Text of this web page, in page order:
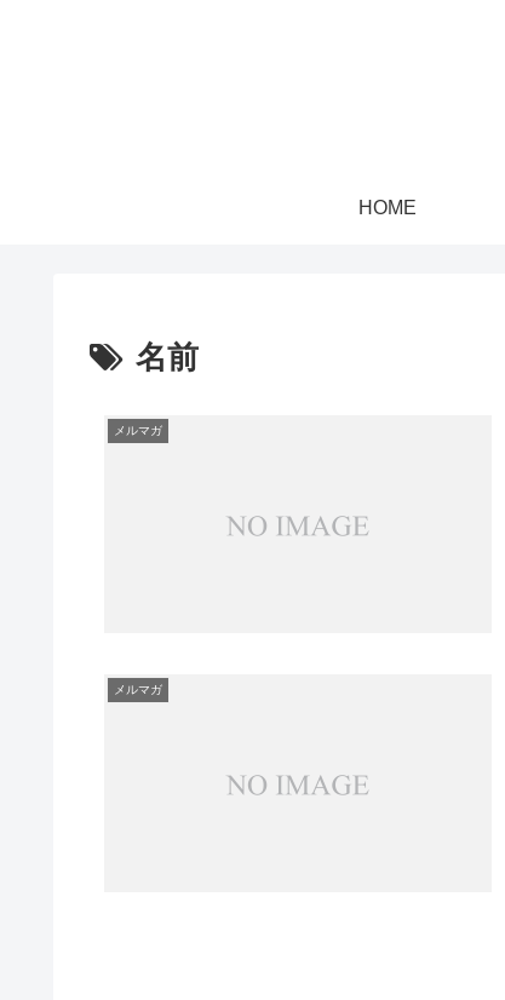
HOME
名前
メルマガ
メルマガ